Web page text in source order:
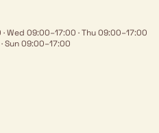
·Wed 09:00–17:00 ·Thu 09:00–17:00
·Sun 09:00–17:00